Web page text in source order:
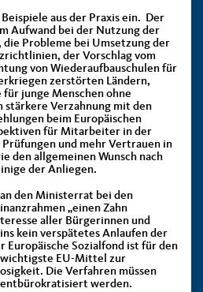
aus der Praxis ein. Der
Aufwand bei der Nutzung der
Probleme bei Umsetzung der
der Vorschlag vom
von Wiederaufbauschulen für
zerstörten Ländern,
junge Menschen ohne
stärkere Verzahnung mit den
beim Europäischen
für Mitarbeiter in der
und mehr Vertrauen in
den allgemeinen Wunsch nach
der Anliegen.
den Ministerrat bei den
„einen Zahn
aller Bürgerinnen und
kein verspätetes Anlaufen der
Europäische Sozialfond ist für den
EU-Mittel zur
Die Verfahren müssen
werden.